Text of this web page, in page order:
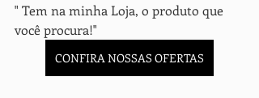
" Tem na minha Loja, o produto que
você procura!"
CONFIRA NOSSAS OFERTAS